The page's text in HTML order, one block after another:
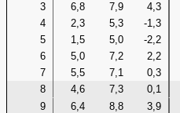
3
6,8 7,9 4,3
4
2,3 5,3 -1,3
5
1,5 5,0 -2,2
6
5,0 7,2 2,2
7
5,5 7,1 0,3
8
4,6 7,3 0,1
9
6,4 8,8 3,9